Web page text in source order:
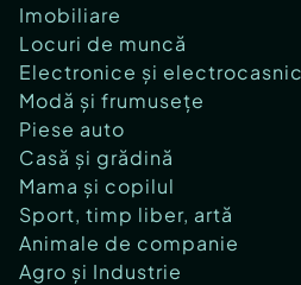
Imobiliare
Locuri de muncă
Electronice și
Modă și frumusețe
Piese auto
Casă și grădină
Mama și copilul
Sport, timp liber, artă
Animale de companie
Agro și Industrie